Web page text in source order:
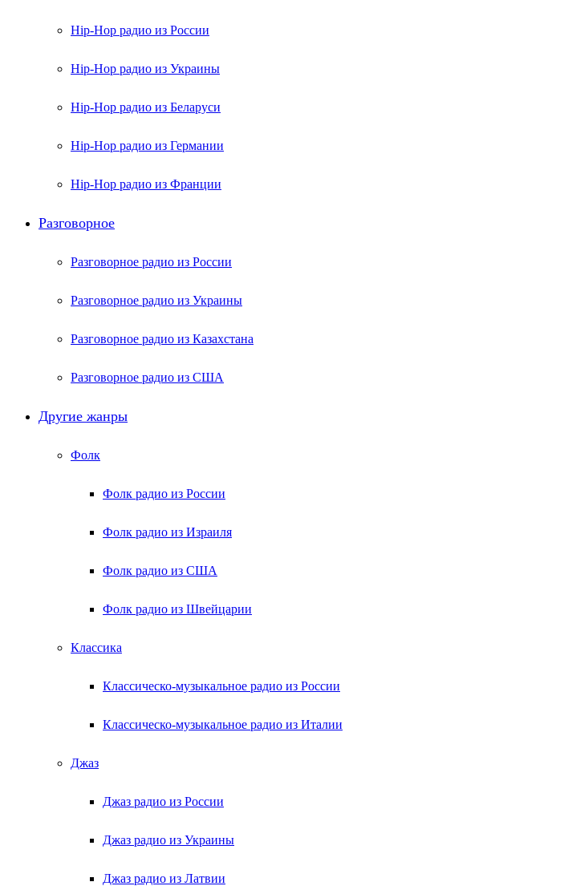
Hip-Hop радио из России
Hip-Hop радио из Украины
Hip-Hop радио из Беларуси
Hip-Hop радио из Германии
Hip-Hop радио из Франции
Разговорное
Разговорное радио из России
Разговорное радио из Украины
Разговорное радио из Казахстана
Разговорное радио из США
Другие жанры
Фолк
Фолк радио из России
Фолк радио из Израиля
Фолк радио из США
Фолк радио из Швейцарии
Классика
Классическо-музыкальное радио из России
Классическо-музыкальное радио из Италии
Джаз
Джаз радио из России
Джаз радио из Украины
Джаз радио из Латвии